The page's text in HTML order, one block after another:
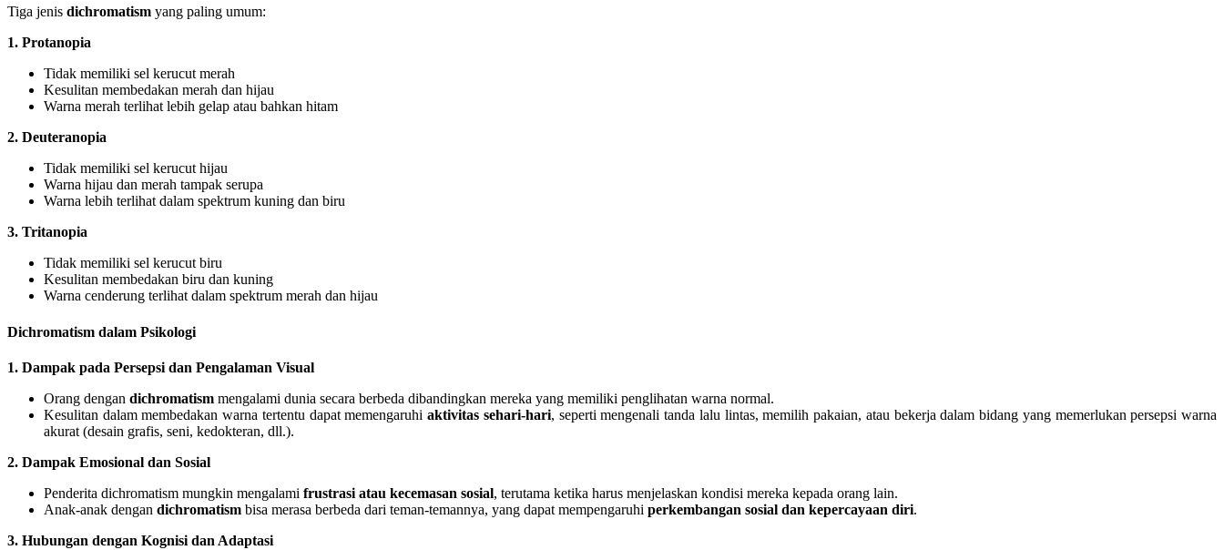
Tiga jenis dichromatism yang paling umum:
1. Protanopia
Tidak memiliki sel kerucut merah
Kesulitan membedakan merah dan hijau
Warna merah terlihat lebih gelap atau bahkan hitam
2. Deuteranopia
Tidak memiliki sel kerucut hijau
Warna hijau dan merah tampak serupa
Warna lebih terlihat dalam spektrum kuning dan biru
3. Tritanopia
Tidak memiliki sel kerucut biru
Kesulitan membedakan biru dan kuning
Warna cenderung terlihat dalam spektrum merah dan hijau
Dichromatism dalam Psikologi
1. Dampak pada Persepsi dan Pengalaman Visual
Orang dengan dichromatism mengalami dunia secara berbeda dibandingkan mereka yang memiliki penglihatan warna normal.
Kesulitan dalam membedakan warna tertentu dapat memengaruhiaktivitas sehari-hari, seperti mengenali tanda lalu lintas, memilih pakaian, atau bekerja dalam bidang yang memerlukan persepsi warna
akurat (desain grafis, seni, kedokteran, dll.).
2. Dampak Emosional dan Sosial
Penderita dichromatism mungkin mengalami frustrasi atau kecemasan sosial, terutama ketika harus menjelaskan kondisi mereka kepada orang lain.
Anak-anak dengan dichromatism bisa merasa berbeda dari teman-temannya, yang dapat mempengaruhi perkembangan sosial dan kepercayaan diri.
3. Hubungan dengan Kognisi dan Adaptasi